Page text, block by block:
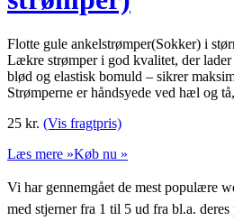
Flotte gule ankelstrømper(Sokker) i
Lækre strømper i god kvalitet, der
blød og elastisk bomuld – sikrer
Strømperne er håndsyede ved hæl og
25 kr. (Vis fragtpris)
Læs mere »Køb nu »
Vi har gennemgået de mest populære
med stjerner fra 1 til 5 ud fra bl.a. deres